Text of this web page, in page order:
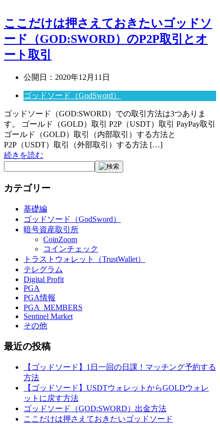
ここだけは押さえておきたいゴッドソ
ード（GOD:SWORD）のP2P取引とオ
ート取引
公開日： 2020年12月11日
ゴッドソード（GodSword）
ゴッドソード（GOD:SWORD）での取引方法は3つありま
す。 ゴールド（GOLD）取引 P2P（USDT）取引 PayPay取引
ゴールド（GOLD）取引（内部取引）する方法と
P2P（USDT）取引（外部取引）する方法 […]
続きを読む
カテゴリー
基礎編
ゴッドソード（GodSword）
暗号資産取引所
CoinZoom
コインチェック
トラストウォレット（TrustWallet）
テレグラム
Digital Profit
PGA
PGA情報
PGA_MEMBERS
Sentinel Market
その他
最近の投稿
【ゴッドソード】1日一回の日課！マッチング予約する
方法
【ゴッドソード】USDTウォレットからGOLDウォレ
ットに戻す方法
ゴッドソード（GOD:SWORD）出金方法
ここだけは押さえておきたいゴッドソード